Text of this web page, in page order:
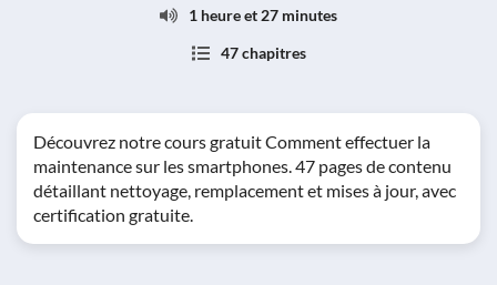
1 heure et 27 minutes
47 chapitres
Découvrez notre cours gratuit Comment effectuer la
maintenance sur les smartphones. 47 pages de contenu
détaillant nettoyage, remplacement et mises à jour, avec
certification gratuite.